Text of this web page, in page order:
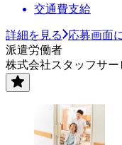
交通費支給
詳細を見る
応募画面
派遣労働者
株式会社スタッフサー